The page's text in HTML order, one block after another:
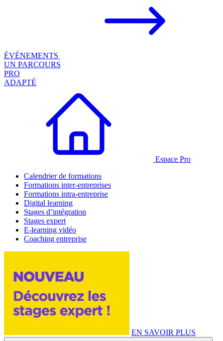
ÉVÉNEMENTS
UN PARCOURS
PRO
ADAPTÉ
Espace Pro
Calendrier de formations
Formations inter-entreprises
Formations intra-entreprise
Digital learning
Stages d’intégration
Stages expert
E-learning vidéo
Coaching entreprise
EN SAVOIR PLUS